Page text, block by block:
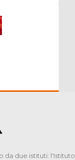
da due istituti: l'Istituto